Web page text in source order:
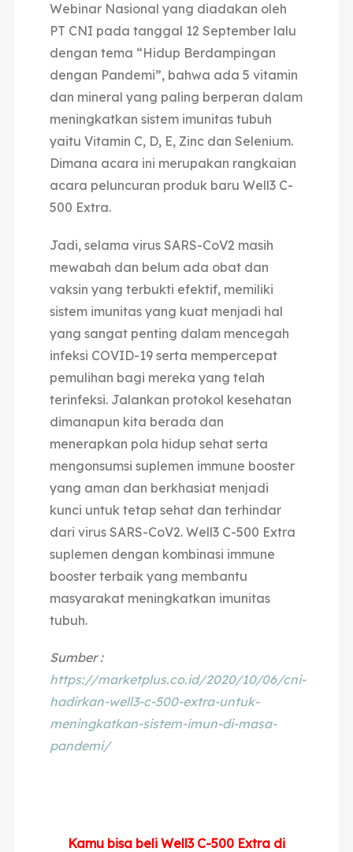
Webinar Nasional yang diadakan oleh
PT CNI pada tanggal 12 September lalu
dengan tema “Hidup Berdampingan
dengan Pandemi”, bahwa ada 5 vitamin
dan mineral yang paling berperan dalam
meningkatkan sistem imunitas tubuh
yaitu Vitamin C, D, E, Zinc dan Selenium.
Dimana acara ini merupakan rangkaian
acara peluncuran produk baru Well3 C-
500 Extra.
Jadi, selama virus SARS-CoV2 masih
mewabah dan belum ada obat dan
vaksin yang terbukti efektif, memiliki
sistem imunitas yang kuat menjadi hal
yang sangat penting dalam mencegah
infeksi COVID-19 serta mempercepat
pemulihan bagi mereka yang telah
terinfeksi. Jalankan protokol kesehatan
dimanapun kita berada dan
menerapkan pola hidup sehat serta
mengonsumsi suplemen immune booster
yang aman dan berkhasiat menjadi
kunci untuk tetap sehat dan terhindar
dari virus SARS-CoV2. Well3 C-500 Extra
suplemen dengan kombinasi immune
booster terbaik yang membantu
masyarakat meningkatkan imunitas
tubuh.
Sumber :
https://marketplus.co.id/2020/10/06/cni-
hadirkan-well3-c-500-extra-untuk-
meningkatkan-sistem-imun-di-masa-
pandemi/
Kamu bisa beli Well3 C-500 Extra di